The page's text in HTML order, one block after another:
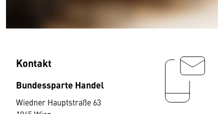
Kontakt
Bundessparte Handel
Wiedner Hauptstraße 63